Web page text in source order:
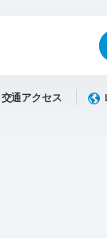
交通アクセス